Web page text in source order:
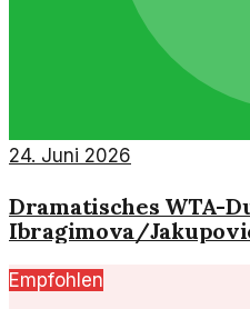
24. Juni 2026
Dramatisches WTA-
Ibragimova/
Empfohlen